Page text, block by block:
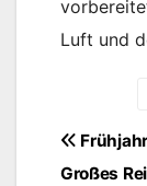
Luft und
Großes